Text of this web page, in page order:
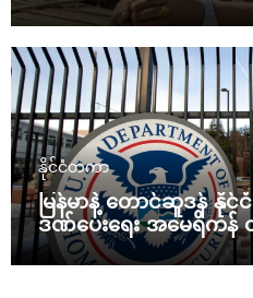
သတိပေး
နိုင်ငံတကာ
မြန်မာနဲ့ တောင်ဆူဒန် နို
ဒဏ်ပေးရေး အမေရိကန် တ